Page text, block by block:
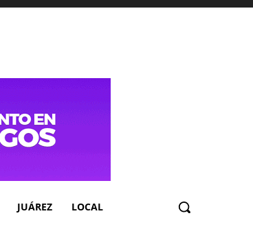
JUÁREZ LOCAL